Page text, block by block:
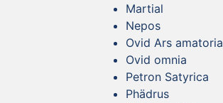
Martial
Nepos
Ovid Ars amatoria
Ovid omnia
Petron Satyrica
Phädrus